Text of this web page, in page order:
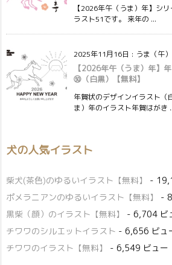
【2026年午（うま）年】シ
ラスト51です。 来年の ...
2025年11月16日 : うま（午）
【2026年午（うま）年】
㊿（白黒）【無料】
年賀状のデザインイラスト（
ま）年のイラスト年賀はがき
犬の人気イラスト
柴犬(茶色)のゆるいイラスト【無料】
-
ポメラニアンのゆるいイラスト【無料】
-
黒柴（顔）のイラスト【無料】
- 6,704 ビ
チワワのシルエットイラスト - 6,656 ビュ
チワワのイラスト【無料】
- 6,549 ビュー